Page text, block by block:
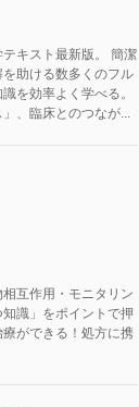
キスト最新版。 簡潔
助ける数多くのフル
を効率よく学べる。
、臨床とのつなが...
相互作用・モニタリン
識」をポイントで押
ができる！処方に携